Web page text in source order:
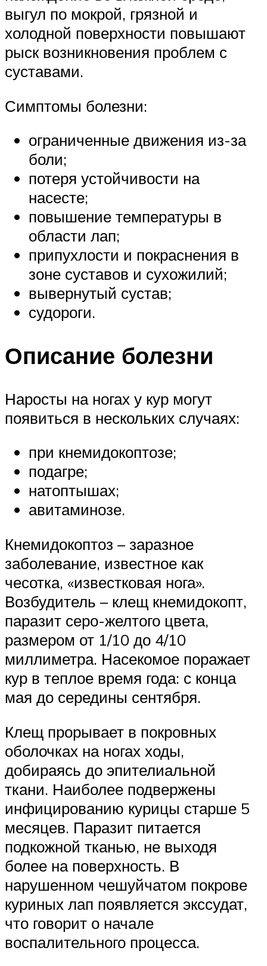
выгул по мокрой, грязной и
холодной поверхности повышают
рыск возникновения проблем с
суставами.
Симптомы болезни:
ограниченные движения из-за
боли;
потеря устойчивости на
насесте;
повышение температуры в
области лап;
припухлости и покраснения в
зоне суставов и сухожилий;
вывернутый сустав;
судороги.
Описание болезни
Наросты на ногах у кур могут
появиться в нескольких случаях:
при кнемидокоптозе;
подагре;
натоптышах;
авитаминозе.
Кнемидокоптоз – заразное
заболевание, известное как
чесотка, «известковая нога».
Возбудитель – клещ кнемидокопт,
паразит серо-желтого цвета,
размером от 1/10 до 4/10
миллиметра. Насекомое поражает
кур в теплое время года: с конца
мая до середины сентября.
Клещ прорывает в покровных
оболочках на ногах ходы,
добираясь до эпителиальной
ткани. Наиболее подвержены
инфицированию курицы старше 5
месяцев. Паразит питается
подкожной тканью, не выходя
более на поверхность. В
нарушенном чешуйчатом покрове
куриных лап появляется экссудат,
что говорит о начале
воспалительного процесса.